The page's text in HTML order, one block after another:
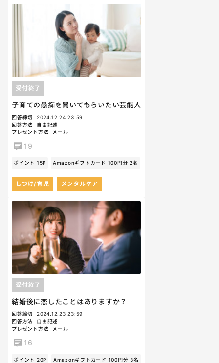
子育ての愚痴を聞いてもらいたい芸能人
受付終了
回答締切
2024.12.24 23:59
回答方法
自由記述
プレゼント方法
メール
19
ポイント 15P Amazonギフトカード 100円分 2名
しつけ/育児 メンタルケア
結婚後に恋したことはありますか？
受付終了
回答締切
2024.12.23 23:59
回答方法
自由記述
プレゼント方法
メール
16
ポイント 20P Amazonギフトカード 100円分 3名